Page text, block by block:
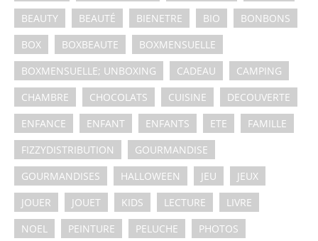
BEAUTY
BEAUTÉ BIENETRE BIO
BONBONS
BOX
BOXBEAUTE
BOXMENSUELLE
BOXMENSUELLE; UNBOXING
CADEAU
CAMPING
CHAMBRE
CHOCOLATS CUISINE
DECOUVERTE
ENFANCE
ENFANT ENFANTS ETE
FAMILLE
FIZZYDISTRIBUTION
GOURMANDISE
GOURMANDISES
HALLOWEEN JEU
JEUX
JOUER
JOUET KIDS LECTURE
LIVRE
NOEL
PEINTURE PELUCHE PHOTOS